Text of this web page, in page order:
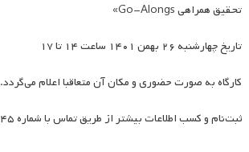
تحقیق همراهی Go-Alongs»
تاریخ چهارشنبه ۲۶ بهمن ۱۴۰۱ ساعت ۱۴ تا ۱۷
کارگاه به صورت حضوری و مکان آن متعاقبا اعلام می‌گردد.
ثبت‌نام و کسب اطلاعات بیشتر از طریق تماس با شماره ۰۹۱۷۷۳۱۰۴۴۵